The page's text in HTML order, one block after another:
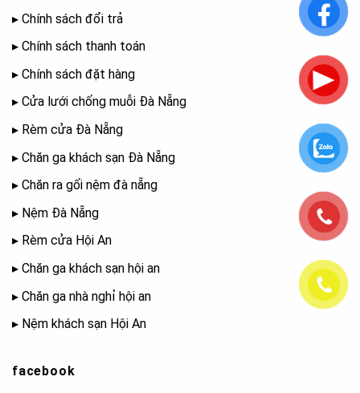
▸ Chính sách đổi trả
▸ Chính sách thanh toán
▸ Chính sách đặt hàng
▸ Cửa lưới chống muỗi Đà Nẵng
▸ Rèm cửa Đà Nẵng
▸ Chăn ga khách sạn Đà Nẵng
▸ Chăn ra gối nệm đà nẵng
▸ Nệm Đà Nẵng
▸ Rèm cửa Hội An
▸ Chăn ga khách sạn hội an
▸ Chăn ga nhà nghỉ hội an
▸ Nệm khách sạn Hội An
facebook